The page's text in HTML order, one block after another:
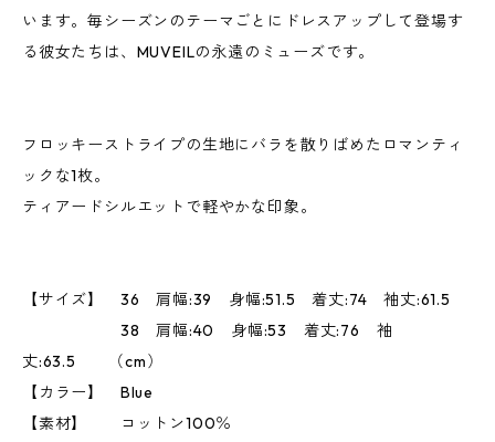
います。毎シーズンのテーマごとにドレスアップして登場す
る彼女たちは、MUVEILの永遠のミューズです。
フロッキーストライプの生地にバラを散りばめたロマンティ
ックな1枚。
ティアードシルエットで軽やかな印象。
【サイズ】 36 肩幅:39 身幅:51.5 着丈:74 袖丈:61.5
38 肩幅:40 身幅:53 着丈:76 袖
丈:63.5 （cm）
【カラー】 Blue
【素材】 コットン100％